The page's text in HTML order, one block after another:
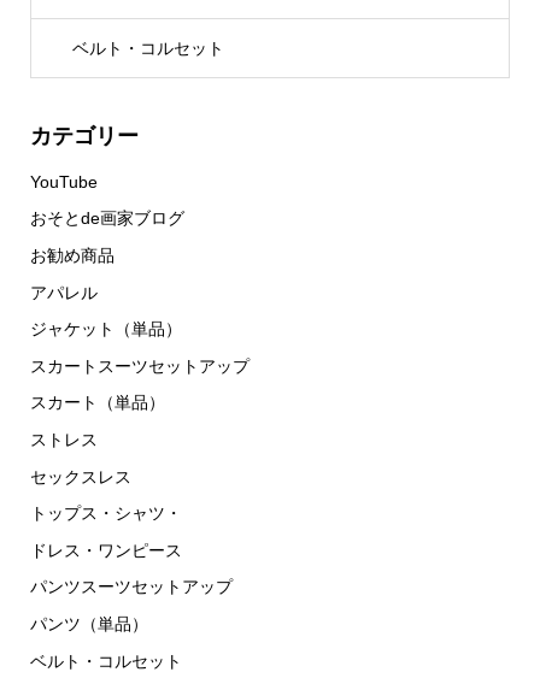
ベルト・コルセット
カテゴリー
YouTube
おそとde画家ブログ
お勧め商品
アパレル
ジャケット（単品）
スカートスーツセットアップ
スカート（単品）
ストレス
セックスレス
トップス・シャツ・
ドレス・ワンピース
パンツスーツセットアップ
パンツ（単品）
ベルト・コルセット